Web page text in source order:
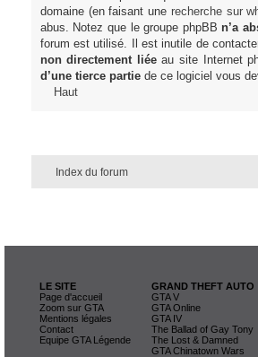
domaine (en faisant une recherche sur
abus. Notez que le groupe phpBB n’a
forum est utilisé. Il est inutile de
non directement liéeau site Internet
d’une tierce partiede ce logiciel vous
Haut
Index du forum
LE SITE
Page d'accueil
Zoom sur GTA
Mentions légales
Contact
Equipe GTA Légende
GRAND THEFT AUTO
GTA V
GTA Online
GTA IV
The Ballad of Gay Tony
The Lost & Damned
GTA Chinatown Wars